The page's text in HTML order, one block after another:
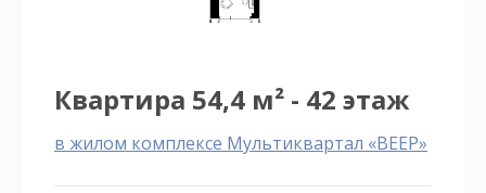
Квартира 54,4 м² - 42 этаж
в жилом комплексе Мультиквартал «ВЕЕР»